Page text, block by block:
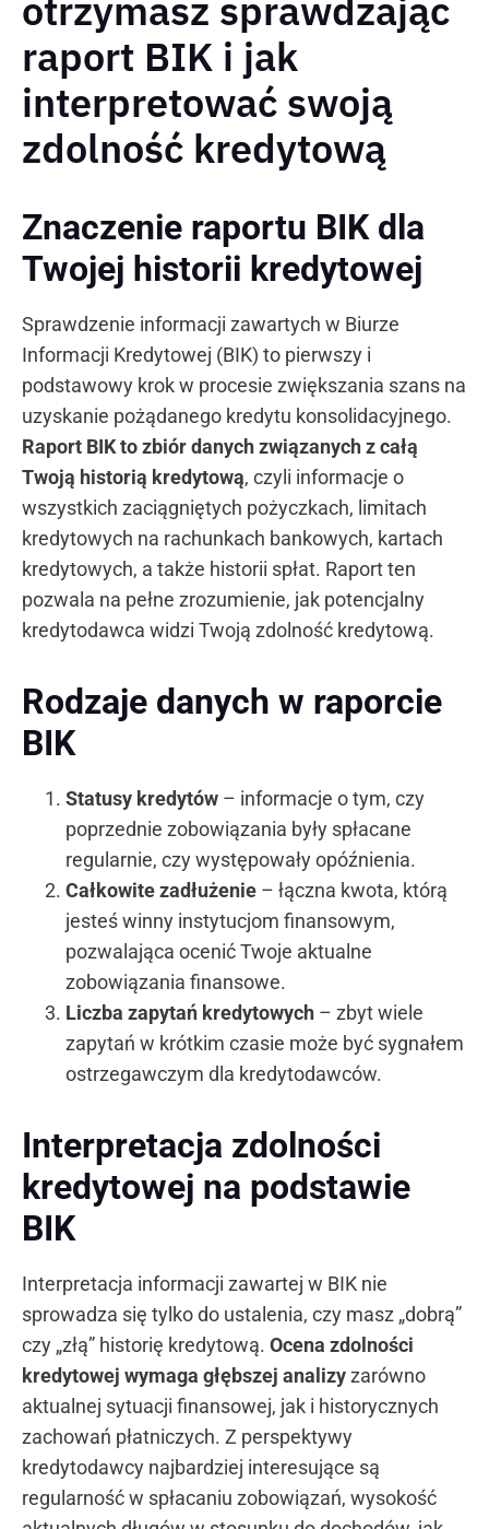
raport BIK i jak
interpretować swoją
zdolność kredytową
Znaczenie raportu BIK dla
Twojej historii kredytowej
Sprawdzenie informacji zawartych w Biurze
Informacji Kredytowej (BIK) to pierwszy i
podstawowy krok w procesie zwiększania szans na
uzyskanie pożądanego kredytu konsolidacyjnego.
Raport BIK to zbiór danych związanych z całą
Twoją historią kredytową, czyli informacje o
wszystkich zaciągniętych pożyczkach, limitach
kredytowych na rachunkach bankowych, kartach
kredytowych, a także historii spłat. Raport ten
pozwala na pełne zrozumienie, jak potencjalny
kredytodawca widzi Twoją zdolność kredytową.
Rodzaje danych w raporcie
BIK
Statusy kredytów – informacje o tym, czy
poprzednie zobowiązania były spłacane
regularnie, czy występowały opóźnienia.
Całkowite zadłużenie – łączna kwota, którą
jesteś winny instytucjom finansowym,
pozwalająca ocenić Twoje aktualne
zobowiązania finansowe.
Liczba zapytań kredytowych – zbyt wiele
zapytań w krótkim czasie może być sygnałem
ostrzegawczym dla kredytodawców.
Interpretacja zdolności
kredytowej na podstawie
BIK
Interpretacja informacji zawartej w BIK nie
sprowadza się tylko do ustalenia, czy masz „dobrą”
czy „złą” historię kredytową. Ocena zdolności
kredytowej wymaga głębszej analizyzarówno
aktualnej sytuacji finansowej, jak i historycznych
zachowań płatniczych. Z perspektywy
kredytodawcy najbardziej interesujące są
regularność w spłacaniu zobowiązań, wysokość